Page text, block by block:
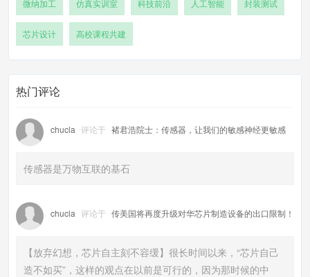
微纳加工 仿真实训室 科技前沿 人工智能 封装测试
芯片设计 高校课程共建
热门评论
chucla 评论于 褚君浩院士：传感器，让我们的敏感神经更敏感
传感器是万物互联的基石
chucla 评论于 传美国将再度升级对华芯片制造设备的出口限制！
【放弃幻想，芯片自主刻不容缓】很长时间以来，“芯片自己
造不如买”，这样的观点在以前是可行的，因为那时候的中